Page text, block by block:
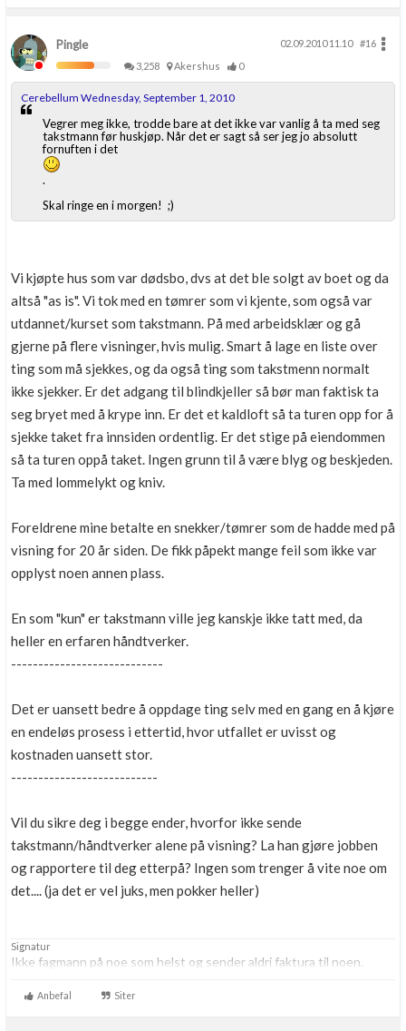
Pingle 02.09.2010 11.10
#16
3,258
Akershus 0
Cerebellum Wednesday, September 1, 2010
Vegrer meg ikke, trodde bare at det ikke var vanlig å ta med seg
takstmann før huskjøp. Når det er sagt så ser jeg jo absolutt
fornuften i det
.
Skal ringe en i morgen! ;)
Vi kjøpte hus som var dødsbo, dvs at det ble solgt av boet og da
altså "as is". Vi tok med en tømrer som vi kjente, som også var
utdannet/kurset som takstmann. På med arbeidsklær og gå
gjerne på flere visninger, hvis mulig. Smart å lage en liste over
ting som må sjekkes, og da også ting som takstmenn normalt
ikke sjekker. Er det adgang til blindkjeller så bør man faktisk ta
seg bryet med å krype inn. Er det et kaldloft så ta turen opp for å
sjekke taket fra innsiden ordentlig. Er det stige på eiendommen
så ta turen oppå taket. Ingen grunn til å være blyg og beskjeden.
Ta med lommelykt og kniv.
Foreldrene mine betalte en snekker/tømrer som de hadde med på
visning for 20 år siden. De fikk påpekt mange feil som ikke var
opplyst noen annen plass.
En som "kun" er takstmann ville jeg kanskje ikke tatt med, da
heller en erfaren håndtverker.
----------------------------
Det er uansett bedre å oppdage ting selv med en gang en å kjøre
en endeløs prosess i ettertid, hvor utfallet er uvisst og
kostnaden uansett stor.
---------------------------
Vil du sikre deg i begge ender, hvorfor ikke sende
takstmann/håndtverker alene på visning? La han gjøre jobben
og rapportere til deg etterpå? Ingen som trenger å vite noe om
det.... (ja det er vel juks, men pokker heller)
Signatur
Ikke fagmann på noe som helst og sender aldri faktura til noen.
Anbefal Siter